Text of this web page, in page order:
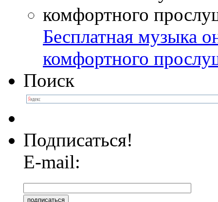
Бесплатная музыка
комфортного
Поиск
Подписаться!
E-mail: